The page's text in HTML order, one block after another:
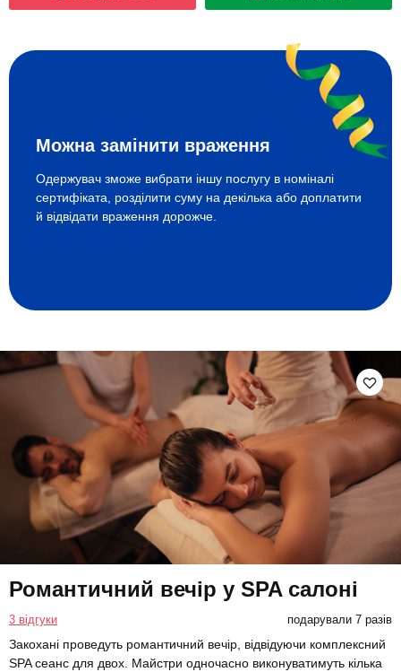
Можна замінити враження
Одержувач зможе вибрати іншу послугу в номіналі
сертифіката, розділити суму на декілька або доплатити
й відвідати враження дорожче.
Романтичний вечір у SPA салоні
3 відгуки подарували 7 разів
Закохані проведуть романтичний вечір, відвідуючи комплексний
SPA сеанс для двох. Майстри одночасно виконуватимуть кілька